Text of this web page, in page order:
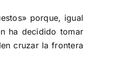
porque, igual
ha decidido tomar
cruzar la frontera